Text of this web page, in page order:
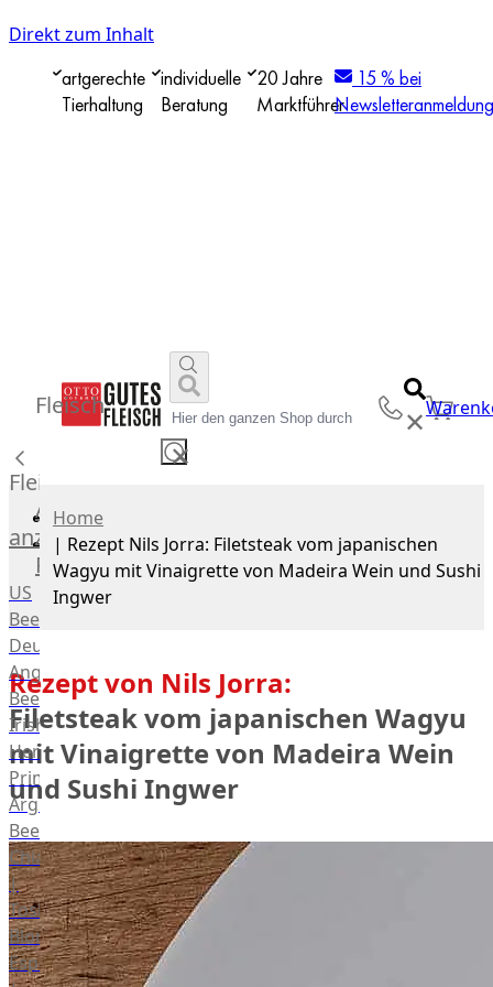
Direkt zum Inhalt
artgerechte
Tierhaltung
individuelle
Beratung
20 Jahre
Marktführer
15 % bei
Newsletteranmeldung
✕
✕
Fleisch
Fleisch
Alle
anzeigen
Rind
US
Beef
Deutsches
Angus
Beef
Irish
Hereford
Prime
Argentina
Beef
Chianina
|
Toskana
Blonda
Espanola
Home
| Rezept Nils Jorra: Filetsteak vom japanischen
Wagyu mit Vinaigrette von Madeira Wein und Sushi
Ingwer
Rezept von Nils Jorra:
Filetsteak vom japanischen Wagyu
mit Vinaigrette von Madeira Wein
und Sushi Ingwer